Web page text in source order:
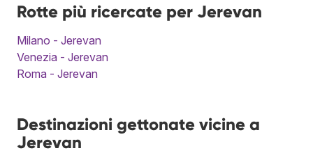
Rotte più ricercate per Jerevan
Milano - Jerevan
Venezia - Jerevan
Roma - Jerevan
Destinazioni gettonate vicine a
Jerevan